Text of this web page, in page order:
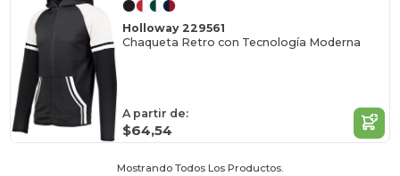
Holloway 229561
Chaqueta Retro con Tecnología Moderna
A partir de:
$64,54
Mostrando Todos Los Productos.